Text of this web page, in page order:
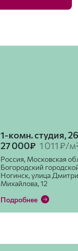
1-комн. студия,
27 000₽ 1 011 ₽/
Россия, Московская
Богородский
Ногинск, улица
Михайлова, 12
Подробнее